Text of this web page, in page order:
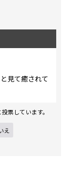
見て癒されて
票しています。
え